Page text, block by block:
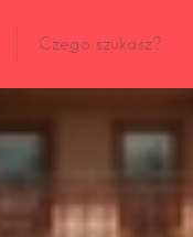
Wszystkie Obiekty